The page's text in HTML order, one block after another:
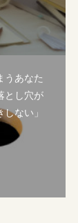
うあなた
とし穴が
ない」